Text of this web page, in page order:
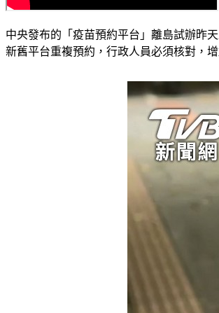
中央發布的「疫苗預約平台」離島試辦昨
新舊平台重複預約，行政人員必須核對，